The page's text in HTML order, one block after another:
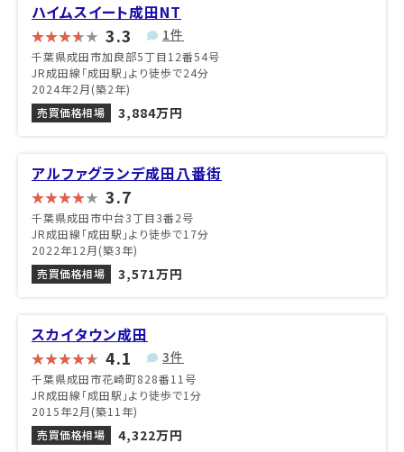
ハイムスイート成田NT
3.3 1件
千葉県成田市加良部5丁目12番54号
JR成田線「成田駅」より徒歩で24分
2024年2月(築2年)
売買価格相場
3,884万円
アルファグランデ成田八番街
3.7
千葉県成田市中台3丁目3番2号
JR成田線「成田駅」より徒歩で17分
2022年12月(築3年)
売買価格相場
3,571万円
スカイタウン成田
4.1 3件
千葉県成田市花崎町828番11号
JR成田線「成田駅」より徒歩で1分
2015年2月(築11年)
売買価格相場
4,322万円